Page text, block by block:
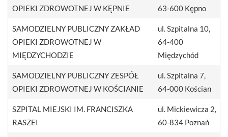
OPIEKI ZDROWOTNEJ W KĘPNIE
63-600 Kępno
SAMODZIELNY PUBLICZNY ZAKŁAD
OPIEKI ZDROWOTNEJ W
MIĘDZYCHODZIE
ul. Szpitalna 10,
64-400
Międzychód
SAMODZIELNY PUBLICZNY ZESPÓŁ
OPIEKI ZDROWOTNEJ W KOŚCIANIE
ul. Szpitalna 7,
64-000 Kościan
SZPITAL MIEJSKI IM. FRANCISZKA
RASZEI
ul. Mickiewicza 2,
60-834 Poznań